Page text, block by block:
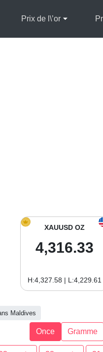
Prix de l\’or
XAUUSD OZ
4,316.33
H:4,327.58 | L:4,229.61
Maldives
Once Gramme